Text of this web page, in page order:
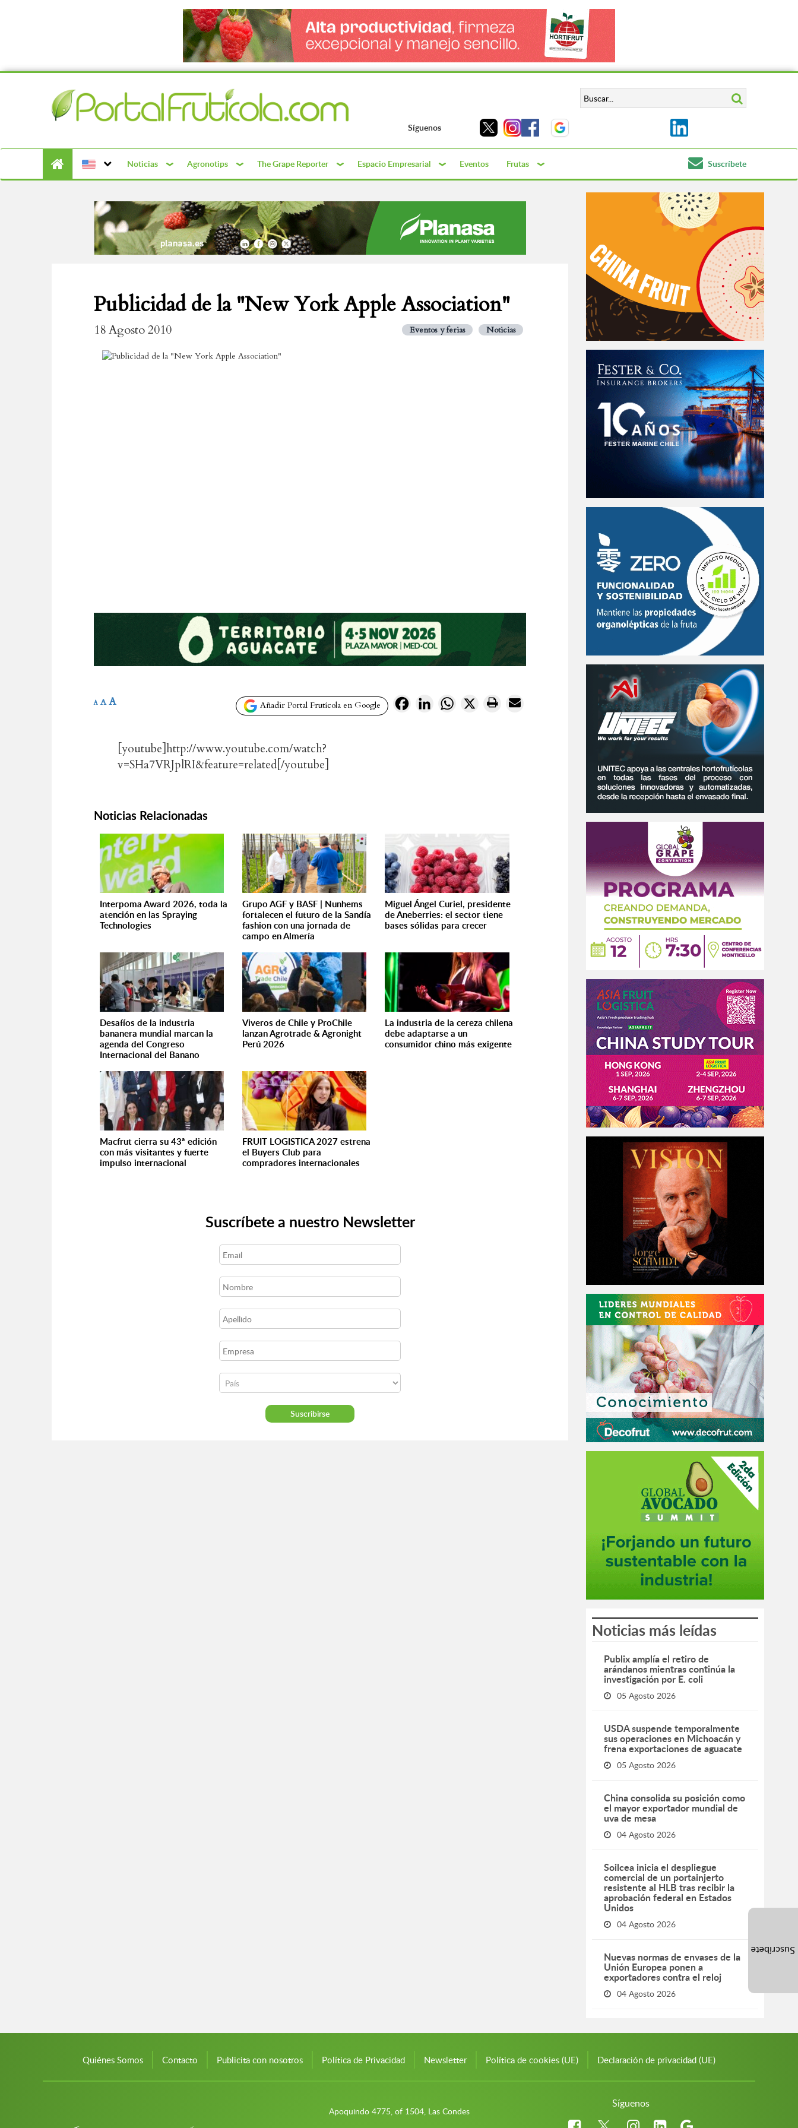
Síguenos
Noticias Agronotips The Grape Reporter Espacio Empresarial Eventos Frutas Suscríbete
Publicidad de la "New York Apple Association"
18 Agosto 2010 Eventos y ferias Noticias
Añadir Portal Frutícola en Google FacebookLinkedInWhatsApp
X
A A A
[youtube]http://www.youtube.com/watch?
v=SHa7VRJplRI&feature=related[/youtube]
Noticias Relacionadas
Interpoma Award 2026, toda la
atención en las Spraying
Technologies
Grupo AGF y BASF | Nunhems
fortalecen el futuro de la Sandía
fashion con una jornada de
campo en Almería
Miguel Ángel Curiel, presidente
de Aneberries: el sector tiene
bases sólidas para crecer
Desafíos de la industria
bananera mundial marcan la
agenda del Congreso
Internacional del Banano
Viveros de Chile y ProChile
lanzan Agrotrade & Agronight
Perú 2026
La industria de la cereza chilena
debe adaptarse a un
consumidor chino más exigente
Macfrut cierra su 43ª edición
con más visitantes y fuerte
impulso internacional
FRUIT LOGISTICA 2027 estrena
el Buyers Club para
compradores internacionales
Suscríbete a nuestro Newsletter
Noticias más leídas
Publix amplía el retiro de
arándanos mientras continúa la
investigación por E. coli
05 Agosto 2026
USDA suspende temporalmente
sus operaciones en Michoacán y
frena exportaciones de aguacate
05 Agosto 2026
China consolida su posición como
el mayor exportador mundial de
uva de mesa
04 Agosto 2026
Soilcea inicia el despliegue
comercial de un portainjerto
resistente al HLB tras recibir la
aprobación federal en Estados
Unidos
04 Agosto 2026
Nuevas normas de envases de la
Unión Europea ponen a
exportadores contra el reloj
04 Agosto 2026
Quiénes Somos Contacto Publicita con nosotros Política de Privacidad Newsletter Política de cookies (UE) Declaración de privacidad (UE)
Apoquindo 4775, of 1504, Las Condes
Síguenos
Suscríbete